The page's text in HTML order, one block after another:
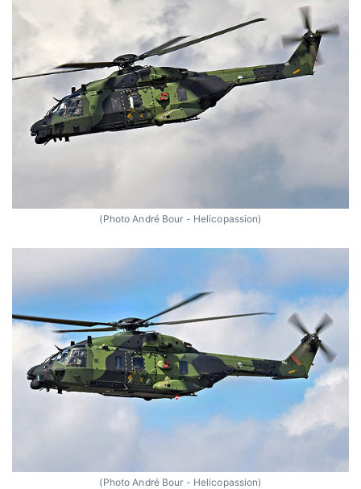
(Photo André Bour - Helicopassion)
(Photo André Bour - Helicopassion)